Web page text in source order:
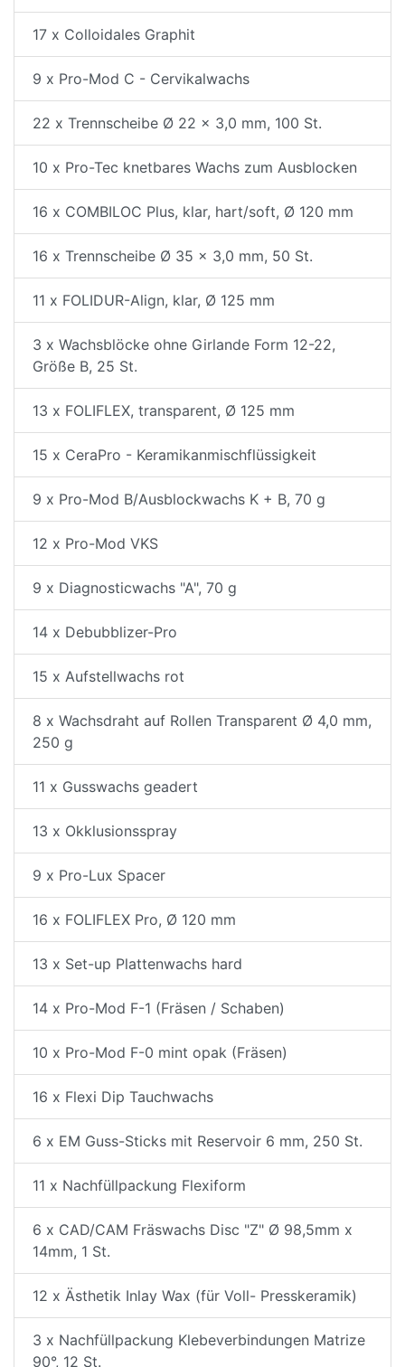
17 x Colloidales Graphit
9 x Pro-Mod C - Cervikalwachs
22 x Trennscheibe Ø 22 x 3,0 mm, 100 St.
10 x Pro-Tec knetbares Wachs zum Ausblocken
16 x COMBILOC Plus, klar, hart/soft, Ø 120 mm
16 x Trennscheibe Ø 35 x 3,0 mm, 50 St.
11 x FOLIDUR-Align, klar, Ø 125 mm
3 x Wachsblöcke ohne Girlande Form 12-22,
Größe B, 25 St.
13 x FOLIFLEX, transparent, Ø 125 mm
15 x CeraPro - Keramikanmischflüssigkeit
9 x Pro-Mod B/Ausblockwachs K + B, 70 g
12 x Pro-Mod VKS
9 x Diagnosticwachs "A", 70 g
14 x Debubblizer-Pro
15 x Aufstellwachs rot
8 x Wachsdraht auf Rollen Transparent Ø 4,0 mm,
250 g
11 x Gusswachs geadert
13 x Okklusionsspray
9 x Pro-Lux Spacer
16 x FOLIFLEX Pro, Ø 120 mm
13 x Set-up Plattenwachs hard
14 x Pro-Mod F-1 (Fräsen / Schaben)
10 x Pro-Mod F-0 mint opak (Fräsen)
16 x Flexi Dip Tauchwachs
6 x EM Guss-Sticks mit Reservoir 6 mm, 250 St.
11 x Nachfüllpackung Flexiform
6 x CAD/CAM Fräswachs Disc "Z" Ø 98,5mm x
14mm, 1 St.
12 x Ästhetik Inlay Wax (für Voll- Presskeramik)
3 x Nachfüllpackung Klebeverbindungen Matrize
90°, 12 St.